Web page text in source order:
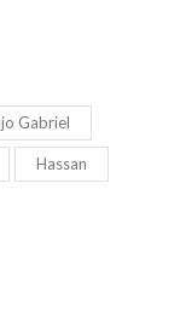
Gabriel
Hassan